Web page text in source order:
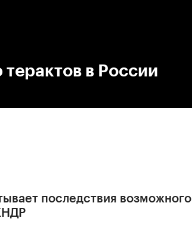
в России
последствия возможного